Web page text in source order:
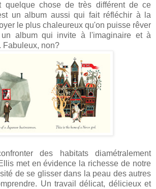
quelque chose de très différent de ce
un album aussi qui fait réfléchir à la
le plus chaleureux qu'on puisse rêver
album qui invite à l'imaginaire et à
Fabuleux, non?
des habitats diamétralement
met en évidence la richesse de notre
de se glisser dans la peau des autres
Un travail délicat, délicieux et